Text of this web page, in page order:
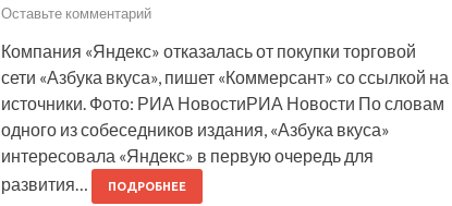
Оставьте комментарий
Компания «Яндекс» отказалась от покупки торговой
сети «Азбука вкуса», пишет «Коммерсант» со ссылкой на
источники. Фото: РИА НовостиРИА Новости По словам
одного из собеседников издания, «Азбука вкуса»
интересовала «Яндекс» в первую очередь для
развития…
ПОДРОБНЕЕ